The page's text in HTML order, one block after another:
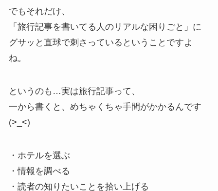
でもそれだけ、
「旅行記事を書いてる人のリアルな困りごと」に
グサッと直球で刺さっているということですよ
ね。
というのも…実は旅行記事って、
一から書くと、めちゃくちゃ手間がかかるんです
(>_<)
・ホテルを選ぶ
・情報を調べる
・読者の知りたいことを拾い上げる